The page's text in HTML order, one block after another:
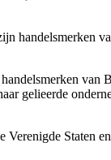
handelsmerken
van
gelieerde
Verenigde Staten